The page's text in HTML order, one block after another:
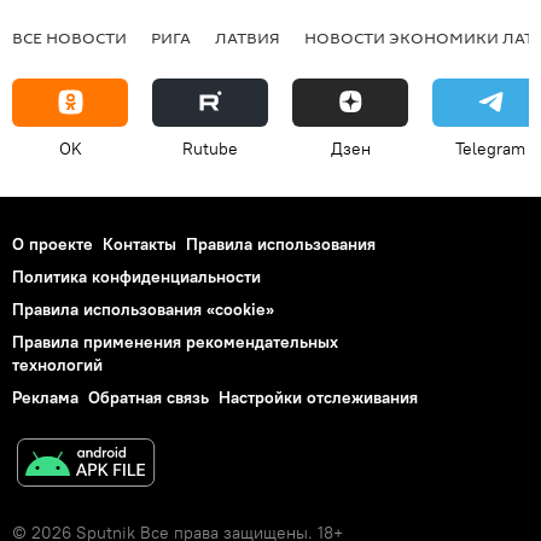
ВСЕ НОВОСТИ РИГА ЛАТВИЯ НОВОСТИ ЭКОНОМИКИ
OK Rutube Дзен Telegram
О проекте Контакты Правила использования
Политика конфиденциальности
Правила использования «cookie»
Правила применения рекомендательных
технологий
Реклама Обратная связь Настройки отслеживания
© 2026 Sputnik Все права защищены. 18+